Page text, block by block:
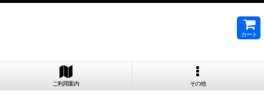
カート
ご利用案内 その他